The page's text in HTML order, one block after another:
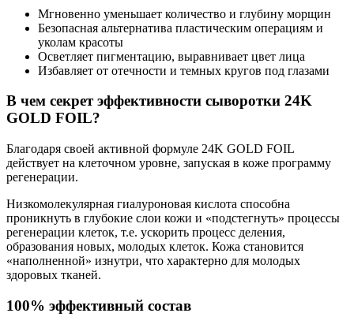
Мгновенно уменьшает количество и глубину морщин
Безопасная альтернатива пластическим операциям и
уколам красоты
Осветляет пигментацию, выравнивает цвет лица
Избавляет от отечности и темных кругов под глазами
В чем секрет эффективности сыворотки 24K
GOLD FOIL?
Благодаря своей активной формуле 24K GOLD FOIL
действует на клеточном уровне, запуская в коже программу
регенерации.
Низкомолекулярная гиалуроновая кислота способна
проникнуть в глубокие слои кожи и «подстегнуть» процессы
регенерации клеток, т.е. ускорить процесс деления,
образования новых, молодых клеток. Кожа становится
«наполненной» изнутри, что характерно для молодых
здоровых тканей.
100% эффективный состав